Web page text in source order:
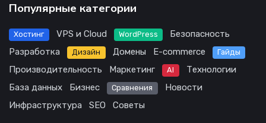
Популярные категории
Хостинг VPS и Cloud WordPress
Безопасность
Разработка
Дизайн Домены E-commerce Гайды
Производительность Маркетинг AI
Технологии
База данных
Бизнес Сравнения
Новости
Инфраструктура
SEO Советы